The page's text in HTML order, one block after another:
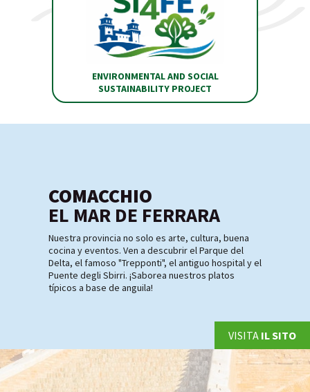
ENVIRONMENTAL AND SOCIAL
SUSTAINABILITY PROJECT
COMACCHIO
EL MAR DE FERRARA
Nuestra provincia no solo es arte, cultura, buena
cocina y eventos. Ven a descubrir el Parque del
Delta, el famoso "Trepponti", el antiguo hospital y el
Puente degli Sbirri. ¡Saborea nuestros platos
típicos a base de anguila!
VISITA IL SITO